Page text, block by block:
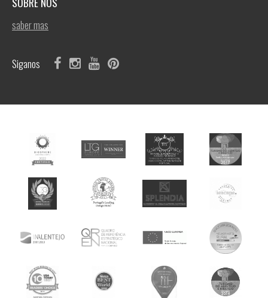
saber mas
Siganos